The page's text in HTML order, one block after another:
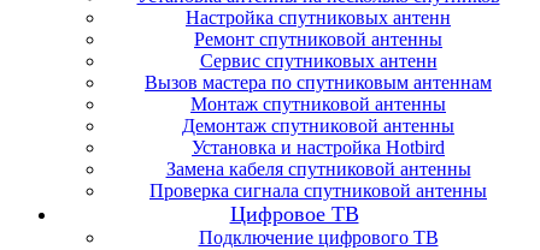
Настройка спутниковых антенн
Ремонт спутниковой антенны
Сервис спутниковых антенн
Вызов мастера по спутниковым антеннам
Монтаж спутниковой антенны
Демонтаж спутниковой антенны
Установка и настройка Hotbird
Замена кабеля спутниковой антенны
Проверка сигнала спутниковой антенны
Цифровое ТВ
Подключение цифрового ТВ